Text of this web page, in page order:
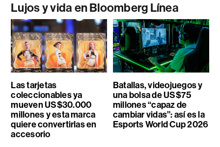
Lujos y vida en Bloomberg Línea
Las tarjetas
coleccionables ya
mueven US$30.000
millones y esta marca
quiere convertirlas en
accesorio
Batallas, videojuegos y
una bolsa de US$75
millones “capaz de
cambiar vidas”: así es la
Esports World Cup 2026